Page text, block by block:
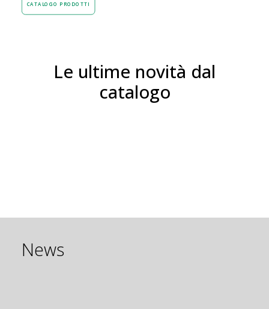
CATALOGO PRODOTTI
Le ultime novità dal
catalogo
News